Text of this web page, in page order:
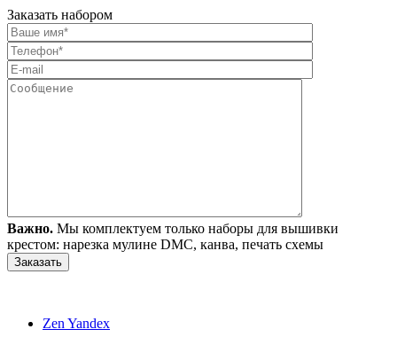
Заказать набором
Важно. Мы комплектуем только наборы для вышивки
крестом: нарезка мулине DMC, канва, печать схемы
Zen Yandex